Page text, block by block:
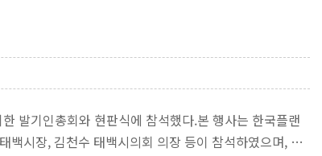
발기인총회와 현판식에 참석했다.본 행사는 한국플랜
백시장, 김천수 태백시의회 의장 등이 참석하였으며, 폐